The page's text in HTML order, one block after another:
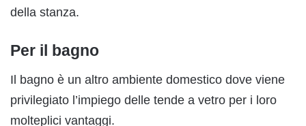
della stanza.
Per il bagno
Il bagno è un altro ambiente domestico dove viene
privilegiato l’impiego delle tende a vetro per i loro
molteplici vantaggi.